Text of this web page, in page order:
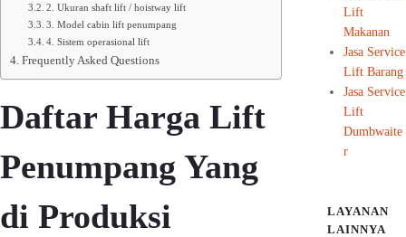
2. Ukuran shaft lift / hoistway lift
3. Model cabin lift penumpang
4. Sistem operasional lift
Frequently Asked Questions
Daftar Harga Lift
Penumpang Yang
di Produksi
Lift
Makanan
Jasa Service
Lift Barang
Jasa Service
Lift
Dumbwaite
r
LAYANAN
LAINNYA